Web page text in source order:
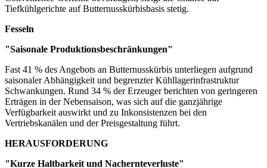
Tiefkühlgerichte auf Butternusskürbisbasis stetig.
Fesseln
"Saisonale Produktionsbeschränkungen"
Fast 41 % des Angebots an Butternusskürbis unterliegen aufgrund
saisonaler Abhängigkeit und begrenzter Kühllagerinfrastruktur
Schwankungen. Rund 34 % der Erzeuger berichten von geringeren
Erträgen in der Nebensaison, was sich auf die ganzjährige
Verfügbarkeit auswirkt und zu Inkonsistenzen bei den
Vertriebskanälen und der Preisgestaltung führt.
HERAUSFORDERUNG
"Kurze Haltbarkeit und Nachernteverluste"